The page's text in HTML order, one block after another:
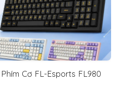
Cơ FL-Esports FL980